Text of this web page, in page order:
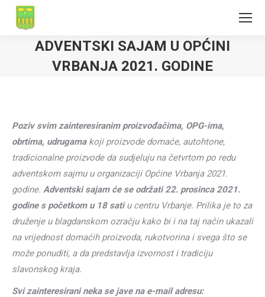
ADVENTSKI SAJAM U OPĆINI
VRBANJA 2021. GODINE
Poziv svim zainteresiranim proizvođačima, OPG-ima,
obrtima, udrugamakoji proizvode domaće, autohtone,
tradicionalne proizvode da sudjeluju na četvrtom po redu
adventskom sajmu u organizaciji Općine Vrbanja 2021.
godine. Adventski sajam će se održati 22. prosinca 2021.
godine s početkom u 18 satiu centru Vrbanje. Prilika je to za
druženje u blagdanskom ozračju kako bi i na taj način ukazali
na vrijednost domaćih proizvoda, rukotvorina i svega što se
može ponuditi, a da predstavlja izvornost i tradiciju
slavonskog kraja.
Svi zainteresirani neka se jave na e-mail adresu: